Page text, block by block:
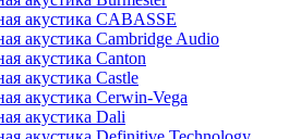
акустика CABASSE
акустика Cambridge Audio
акустика Canton
акустика Castle
акустика Cerwin-Vega
акустика Dali